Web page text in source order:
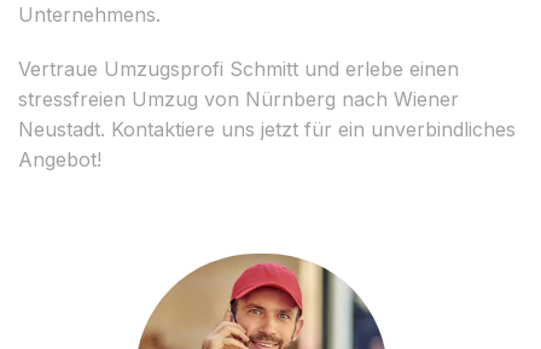
Unternehmens.
Vertraue Umzugsprofi Schmitt und erlebe einen
stressfreien Umzug von Nürnberg nach Wiener
Neustadt. Kontaktiere uns jetzt für ein unverbindliches
Angebot!